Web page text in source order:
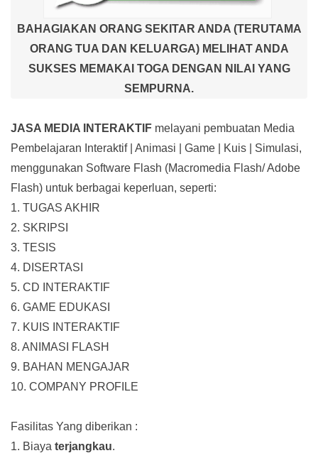
BAHAGIAKAN ORANG SEKITAR ANDA (TERUTAMA
ORANG TUA DAN KELUARGA) MELIHAT ANDA
SUKSES MEMAKAI TOGA DENGAN NILAI YANG
SEMPURNA.
JASA MEDIA INTERAKTIF melayani pembuatan Media
Pembelajaran Interaktif| Animasi | Game | Kuis | Simulasi,
menggunakan Software Flash (Macromedia Flash/ Adobe
Flash) untuk berbagai keperluan, seperti:
1. TUGAS AKHIR
2. SKRIPSI
3. TESIS
4. DISERTASI
5. CD INTERAKTIF
6. GAME EDUKASI
7. KUIS INTERAKTIF
8. ANIMASI FLASH
9. BAHAN MENGAJAR
10. COMPANY PROFILE
Fasilitas Yang diberikan :
1. Biaya terjangkau.